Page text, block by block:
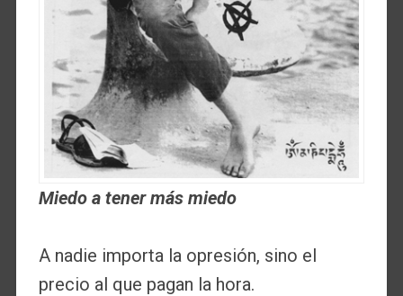
Miedo a tener más miedo
A nadie importa la opresión, sino el
precio al que pagan la hora.